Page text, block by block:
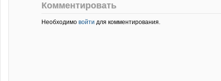
Комментировать
Необходимо войти для комментирования.